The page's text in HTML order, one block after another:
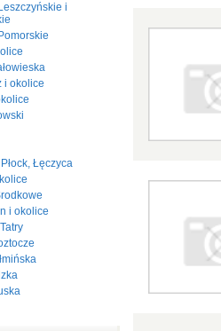
i
i okolice
Łęczyca
i okolice